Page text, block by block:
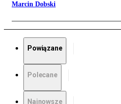
Marcin Dobski
Powiązane
Polecane
Najnowsze